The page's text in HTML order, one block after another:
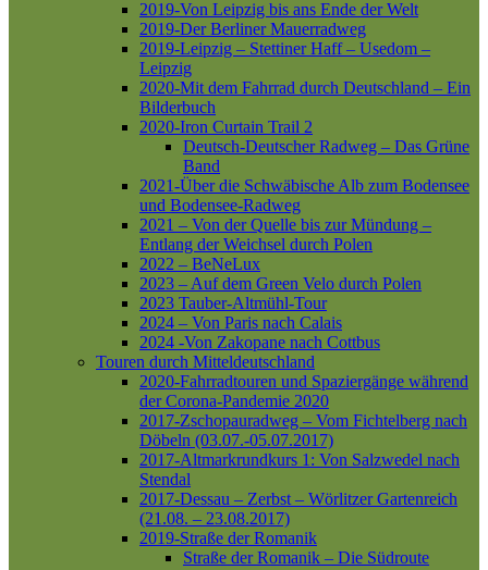
2019-Von Leipzig bis ans Ende der Welt
2019-Der Berliner Mauerradweg
2019-Leipzig – Stettiner Haff – Usedom –
Leipzig
2020-Mit dem Fahrrad durch Deutschland – Ein
Bilderbuch
2020-Iron Curtain Trail 2
Deutsch-Deutscher Radweg – Das Grüne
Band
2021-Über die Schwäbische Alb zum Bodensee
und Bodensee-Radweg
2021 – Von der Quelle bis zur Mündung –
Entlang der Weichsel durch Polen
2022 – BeNeLux
2023 – Auf dem Green Velo durch Polen
2023 Tauber-Altmühl-Tour
2024 – Von Paris nach Calais
2024 -Von Zakopane nach Cottbus
Touren durch Mitteldeutschland
2020-Fahrradtouren und Spaziergänge während
der Corona-Pandemie 2020
2017-Zschopauradweg – Vom Fichtelberg nach
Döbeln (03.07.-05.07.2017)
2017-Altmarkrundkurs 1: Von Salzwedel nach
Stendal
2017-Dessau – Zerbst – Wörlitzer Gartenreich
(21.08. – 23.08.2017)
2019-Straße der Romanik
Straße der Romanik – Die Südroute